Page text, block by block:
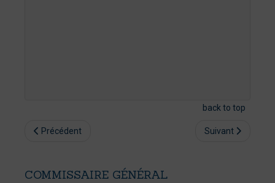
back to top
Précédent Suivant
COMMISSAIRE GÉNÉRAL